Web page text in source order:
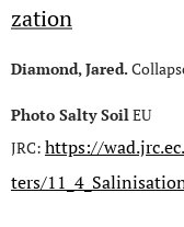
zation
Diamond, Jared.
Photo Salty SoilEU
JRC: https://
ters/